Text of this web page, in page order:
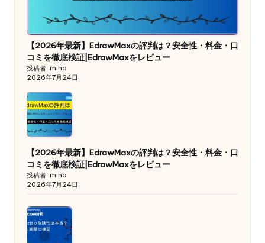
【2026年最新】EdrawMaxの評判は？安全性・料金・口
コミを徹底検証|EdrawMaxをレビュー
投稿者: miho
2026年7月24日
【2026年最新】EdrawMaxの評判は？安全性・料金・口
コミを徹底検証|EdrawMaxをレビュー
投稿者: miho
2026年7月24日